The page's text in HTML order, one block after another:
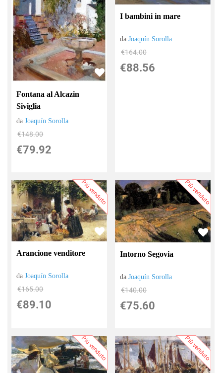
Fontana al Alcazin
Siviglia
daJoaquín Sorolla
€148.00
€79.92
I bambini in mare
daJoaquín Sorolla
€164.00
€88.56
Più venduto
Arancione venditore
daJoaquín Sorolla
€165.00
€89.10
Più venduto
Intorno Segovia
daJoaquín Sorolla
€140.00
€75.60
Più venduto Più venduto